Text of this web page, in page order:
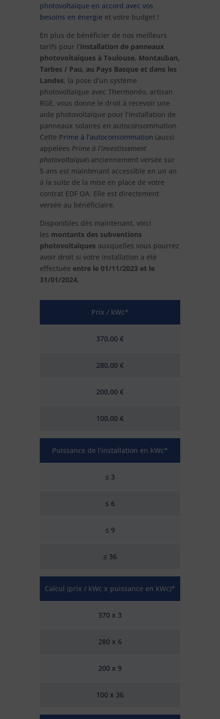
photovoltaïque en accord avec vos
besoins en énergie et votre budget !
En plus de bénéficier de nos meilleurs
tarifs pour l’installation de panneaux
photovoltaïques à Toulouse, Montauban,
Tarbes / Pau, au Pays Basque et dans les
Landes, la pose d’un système
photovoltaïque avec Thermonéo, artisan
RGE, vous donne le droit à recevoir une
aide photovoltaïque pour l’installation de
panneaux solaires en autoconsommation.
Cette Prime à l’autoconsommation (aussi
appelées Prime à l’investissement
photovoltaïque) anciennement versée sur
5 ans est maintenant accessible en un an
à la suite de la mise en place de votre
contrat EDF OA. Elle est directement
versée au bénéficiaire.
Disponibles dès maintenant, voici
les montants des subventions
photovoltaïques auxquelles vous pourrez
avoir droit si votre installation a été
effectuée entre le 01/11/2023 et le
31/01/2024.
Prix / kWc*
370,00 €
280,00 €
200,00 €
100,00 €
Puissance de l'installation en kWc*
≤ 3
≤ 6
≤ 9
≤ 36
Calcul (prix / kWc x puissance en kWc)*
370 x 3
280 x 6
200 x 9
100 x 36